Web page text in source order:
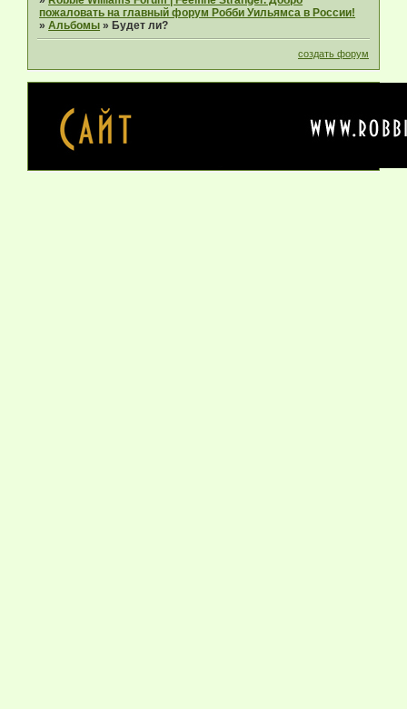
пожаловать на главный форум Робби Уильямса в России!
»Альбомы »Будет ли?
создать форум